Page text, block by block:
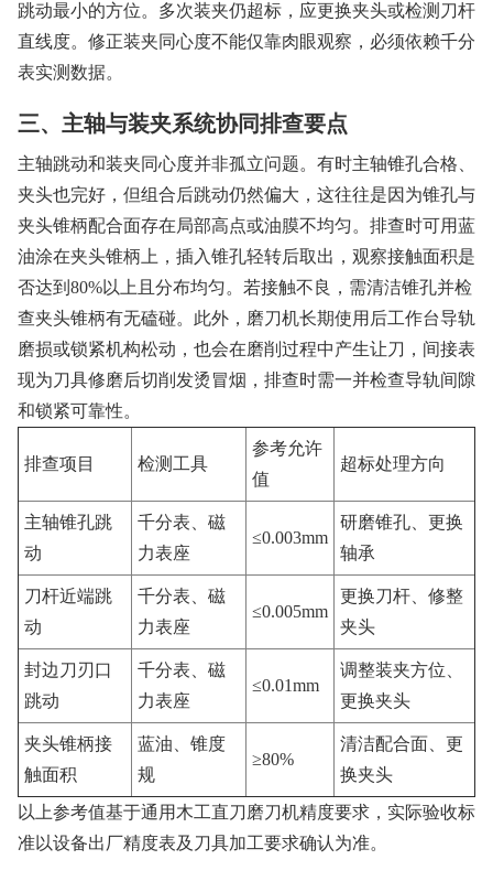
跳动最小的方位。多次装夹仍超标，应更换夹头或检测刀杆
直线度。修正装夹同心度不能仅靠肉眼观察，必须依赖千分
表实测数据。
三、主轴与装夹系统协同排查要点
主轴跳动和装夹同心度并非孤立问题。有时主轴锥孔合格、
夹头也完好，但组合后跳动仍然偏大，这往往是因为锥孔与
夹头锥柄配合面存在局部高点或油膜不均匀。排查时可用蓝
油涂在夹头锥柄上，插入锥孔轻转后取出，观察接触面积是
否达到80%以上且分布均匀。若接触不良，需清洁锥孔并检
查夹头锥柄有无磕碰。此外，磨刀机长期使用后工作台导轨
磨损或锁紧机构松动，也会在磨削过程中产生让刀，间接表
现为刀具修磨后切削发烫冒烟，排查时需一并检查导轨间隙
和锁紧可靠性。
排查项目 检测工具
参考允许
值
超标处理方向
主轴锥孔跳
动
千分表、磁
力表座
≤0.003mm
研磨锥孔、更换
轴承
刀杆近端跳
动
千分表、磁
力表座
≤0.005mm
更换刀杆、修整
夹头
封边刀刃口
跳动
千分表、磁
力表座
≤0.01mm
调整装夹方位、
更换夹头
夹头锥柄接
触面积
蓝油、锥度
规
≥80%
清洁配合面、更
换夹头
以上参考值基于通用木工直刀磨刀机精度要求，实际验收标
准以设备出厂精度表及刀具加工要求确认为准。